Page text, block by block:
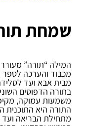
שמחת
המילה “תורה”
מכבוד והערכה לספר
מבית אבא ועד
בתורה הדפוסים
משמעות עמוקה,
התורה היא התוכנית
מתחילת הבריאה ועד